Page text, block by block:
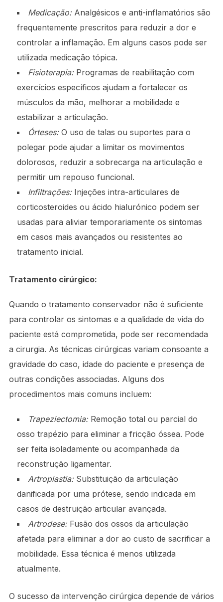
Medicação:Analgésicos e anti-inflamatórios são
frequentemente prescritos para reduzir a dor e
controlar a inflamação. Em alguns casos pode ser
utilizada medicação tópica.
Fisioterapia:Programas de reabilitação com
exercícios específicos ajudam a fortalecer os
músculos da mão, melhorar a mobilidade e
estabilizar a articulação.
Órteses:O uso de talas ou suportes para o
polegar pode ajudar a limitar os movimentos
dolorosos, reduzir a sobrecarga na articulação e
permitir um repouso funcional.
Infiltrações:Injeções intra-articulares de
corticosteroides ou ácido hialurónico podem ser
usadas para aliviar temporariamente os sintomas
em casos mais avançados ou resistentes ao
tratamento inicial.
Tratamento cirúrgico:
Quando o tratamento conservador não é suficiente
para controlar os sintomas e a qualidade de vida do
paciente está comprometida, pode ser recomendada
a cirurgia. As técnicas cirúrgicas variam consoante a
gravidade do caso, idade do paciente e presença de
outras condições associadas. Alguns dos
procedimentos mais comuns incluem:
Trapeziectomia:Remoção total ou parcial do
osso trapézio para eliminar a fricção óssea. Pode
ser feita isoladamente ou acompanhada da
reconstrução ligamentar.
Artroplastia:Substituição da articulação
danificada por uma prótese, sendo indicada em
casos de destruição articular avançada.
Artrodese:Fusão dos ossos da articulação
afetada para eliminar a dor ao custo de sacrificar a
mobilidade. Essa técnica é menos utilizada
atualmente.
O sucesso da intervenção cirúrgica depende de vários